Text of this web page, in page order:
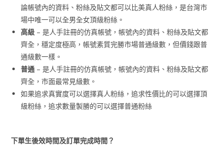
論帳號內的資料、粉絲及貼文都可以比美真人粉絲，是台灣市
場中唯一可以全男全女頂級粉絲。
高級 – 是人手註冊的仿真帳號，帳號內的資料、粉絲及貼文都
齊全，穩定度極高，帳號素質完勝市場普通級數，但價錢跟普
通級數一樣。
普通 – 是人手註冊的仿真帳號，帳號內的資料、粉絲及貼文都
齊全，市面最常見級數。
如果追求真實度可以選擇真人粉絲，追求性價比的可以選擇頂
級粉絲，追求數量製勝的可以選擇普通粉絲
下單生後效時間及訂單完成時間？